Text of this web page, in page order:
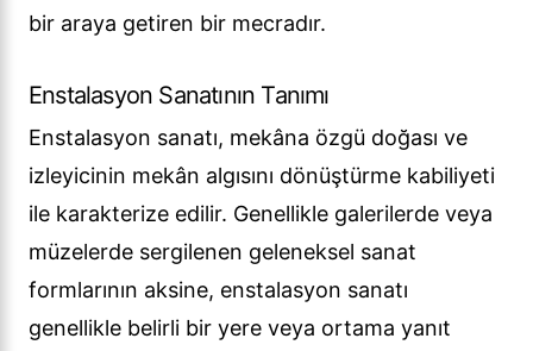
bir araya getiren bir mecradır.
Enstalasyon Sanatının Tanımı
Enstalasyon sanatı, mekâna özgü doğası ve
izleyicinin mekân algısını dönüştürme kabiliyeti
ile karakterize edilir. Genellikle galerilerde veya
müzelerde sergilenen geleneksel sanat
formlarının aksine, enstalasyon sanatı
genellikle belirli bir yere veya ortama yanıt